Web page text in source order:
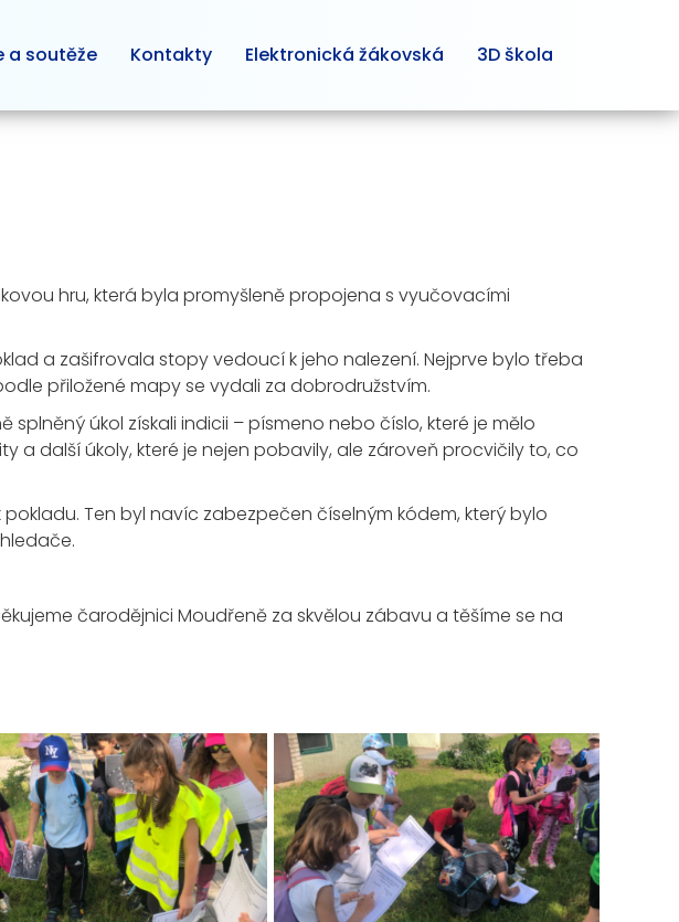
a soutěže Kontakty Elektronická žákovská 3D škola
hru, která byla promyšleně propojena s vyučovacími
a zašifrovala stopy vedoucí k jeho nalezení. Nejprve bylo třeba
přiložené mapy se vydali za dobrodružstvím.
splněný úkol získali indicii – písmeno nebo číslo, které je mělo
a další úkoly, které je nejen pobavily, ale zároveň procvičily to, co
Ten byl navíc zabezpečen číselným kódem, který bylo
čarodějnici Moudřeně za skvělou zábavu a těšíme se na